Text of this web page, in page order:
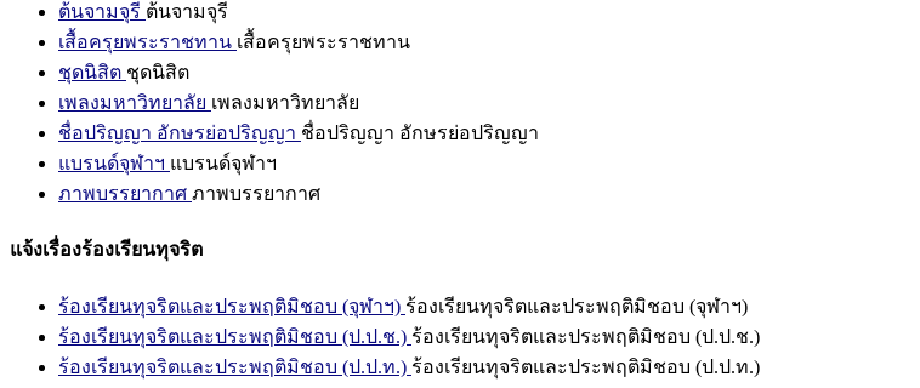
ต้นจามจุรี ต้นจามจุรี
เสื้อครุยพระราชทาน เสื้อครุยพระราชทาน
ชุดนิสิต ชุดนิสิต
เพลงมหาวิทยาลัย เพลงมหาวิทยาลัย
ชื่อปริญญา อักษรย่อปริญญา ชื่อปริญญา อักษรย่อปริญญา
แบรนด์จุฬาฯ แบรนด์จุฬาฯ
ภาพบรรยากาศ ภาพบรรยากาศ
แจ้งเรื่องร้องเรียนทุจริต
ร้องเรียนทุจริตและประพฤติมิชอบ (จุฬาฯ) ร้องเรียนทุจริตและประพฤติมิชอบ (จุฬาฯ)
ร้องเรียนทุจริตและประพฤติมิชอบ (ป.ป.ช.) ร้องเรียนทุจริตและประพฤติมิชอบ (ป.ป.ช.)
ร้องเรียนทุจริตและประพฤติมิชอบ (ป.ป.ท.) ร้องเรียนทุจริตและประพฤติมิชอบ (ป.ป.ท.)